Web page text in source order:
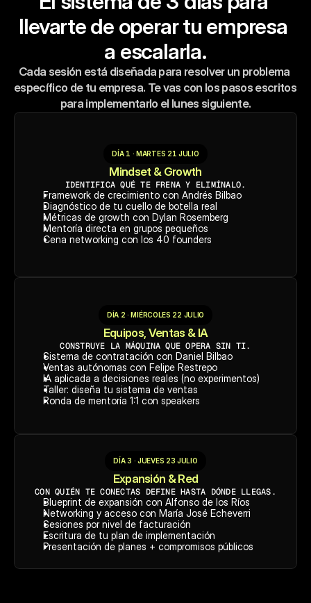
llevarte de operar tu empresa
a escalarla.
Cada sesión está diseñada para resolver un problema
específico de tu empresa. Te vas con los pasos escritos
para implementarlo el lunes siguiente.
DÍA 1 · MARTES 21 JULIO
Mindset & Growth
IDENTIFICA QUÉ TE FRENA Y ELIMÍNALO.
Framework de crecimiento con Andrés Bilbao
Diagnóstico de tu cuello de botella real
Métricas de growth con Dylan Rosemberg
Mentoría directa en grupos pequeños
Cena networking con los 40 founders
DÍA 2 · MIÉRCOLES 22 JULIO
Equipos, Ventas & IA
CONSTRUYE LA MÁQUINA QUE OPERA SIN TI.
Sistema de contratación con Daniel Bilbao
Ventas autónomas con Felipe Restrepo
IA aplicada a decisiones reales (no experimentos)
Taller: diseña tu sistema de ventas
Ronda de mentoría 1:1 con speakers
DÍA 3 · JUEVES 23 JULIO
Expansión & Red
CON QUIÉN TE CONECTAS DEFINE HASTA DÓNDE LLEGAS.
Blueprint de expansión con Alfonso de los Ríos
Networking y acceso con María José Echeverri
Sesiones por nivel de facturación
Escritura de tu plan de implementación
Presentación de planes + compromisos públicos